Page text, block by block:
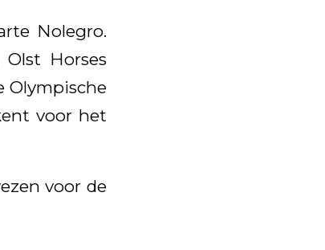
Nolegro.
Horses
Olympische
voor het
voor de